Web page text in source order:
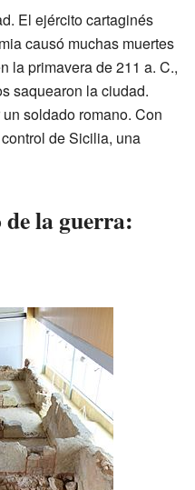
El ejército cartaginés
causó muchas muertes
la primavera de211 a. C.,
saquearon la ciudad.
soldado romano. Con
de Sicilia, una
la guerra: